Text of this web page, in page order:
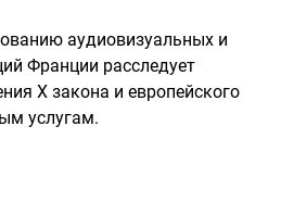
аудиовизуальных и
Франции расследует
X закона и европейского
услугам.